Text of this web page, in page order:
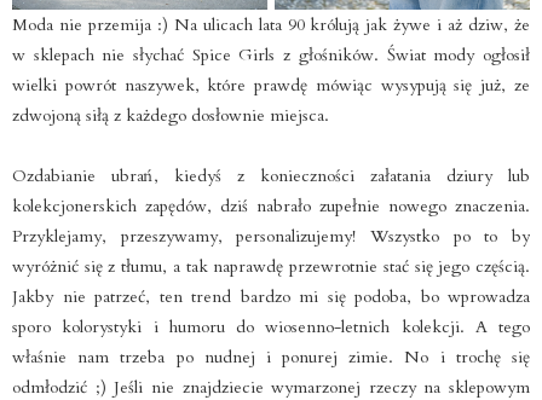
Moda nie przemija :) Na ulicach lata 90 królują jak żywe i aż dziw, że
w sklepach nie słychać Spice Girls z głośników. Świat mody ogłosił
wielki powrót naszywek, które prawdę mówiąc wysypują się już, ze
zdwojoną siłą z każdego dosłownie miejsca.
Ozdabianie ubrań, kiedyś z konieczności załatania dziury lub
kolekcjonerskich zapędów, dziś nabrało zupełnie nowego znaczenia.
Przyklejamy, przeszywamy, personalizujemy! Wszystko po to by
wyróżnić się z tłumu, a tak naprawdę przewrotnie stać się jego częścią.
Jakby nie patrzeć, ten trend bardzo mi się podoba, bo wprowadza
sporo kolorystyki i humoru do wiosenno-letnich kolekcji. A tego
właśnie nam trzeba po nudnej i ponurej zimie. No i trochę się
odmłodzić ;) Jeśli nie znajdziecie wymarzonej rzeczy na sklepowym